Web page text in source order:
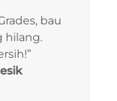
bau
hilang.